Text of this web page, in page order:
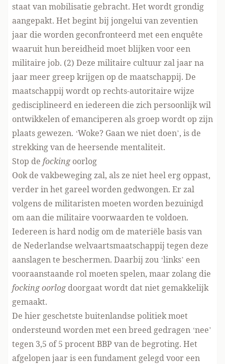
staat van mobilisatie gebracht. Het wordt grondig
aangepakt. Het begint bij jongelui van zeventien
jaar die worden geconfronteerd met een enquête
waaruit hun bereidheid moet blijken voor een
militaire job. (2) Deze militaire cultuur zal jaar na
jaar meer greep krijgen op de maatschappij. De
maatschappij wordt op rechts-autoritaire wijze
gedisciplineerd en iedereen die zich persoonlijk wil
ontwikkelen of emanciperen als groep wordt op zijn
plaats gewezen. ‘Woke? Gaan we niet doen’, is de
strekking van de heersende mentaliteit.
Stop de fockingoorlog
Ook de vakbeweging zal, als ze niet heel erg oppast,
verder in het gareel worden gedwongen. Er zal
volgens de militaristen moeten worden bezuinigd
om aan die militaire voorwaarden te voldoen.
Iedereen is hard nodig om de materiële basis van
de Nederlandse welvaartsmaatschappij tegen deze
aanslagen te beschermen. Daarbij zou ‘links’ een
vooraanstaande rol moeten spelen, maar zolang die
focking oorlogdoorgaat wordt dat niet gemakkelijk
gemaakt.
De hier geschetste buitenlandse politiek moet
ondersteund worden met een breed gedragen ‘nee’
tegen 3,5 of 5 procent BBP van de begroting. Het
afgelopen jaar is een fundament gelegd voor een